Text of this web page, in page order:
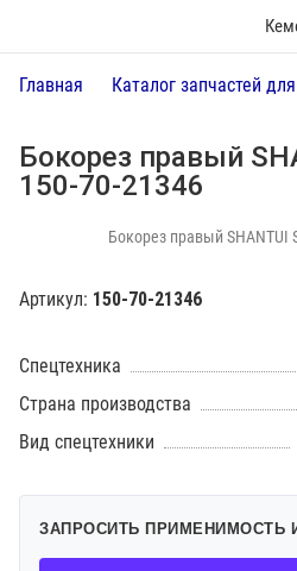
Главная Каталог запчастей
Бокорез правый
150-70-21346
Бокорез правый SHANTUI
Артикул: 150-70-21346
Спецтехника
Страна производства
Вид спецтехники
ЗАПРОСИТЬ ПРИМЕНИМОСТЬ